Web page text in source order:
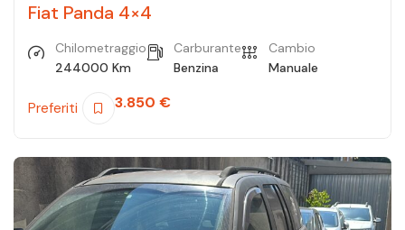
Fiat Panda 4×4
Chilometraggio
244000 Km
Carburante
Benzina
Cambio
Manuale
Preferiti 3.850 €